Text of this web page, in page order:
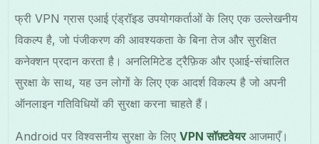
फ्री VPN ग्रास एआई एंड्रॉइड उपयोगकर्ताओं के लिए एक उल्लेखनीय
विकल्प है, जो पंजीकरण की आवश्यकता के बिना तेज और सुरक्षित
कनेक्शन प्रदान करता है। अनलिमिटेड ट्रैफ़िक और एआई-संचालित
सुरक्षा के साथ, यह उन लोगों के लिए एक आदर्श विकल्प है जो अपनी
ऑनलाइन गतिविधियों की सुरक्षा करना चाहते हैं।
Android पर विश्वसनीय सुरक्षा के लिएVPN सॉफ़्टवेयरआजमाएँ।